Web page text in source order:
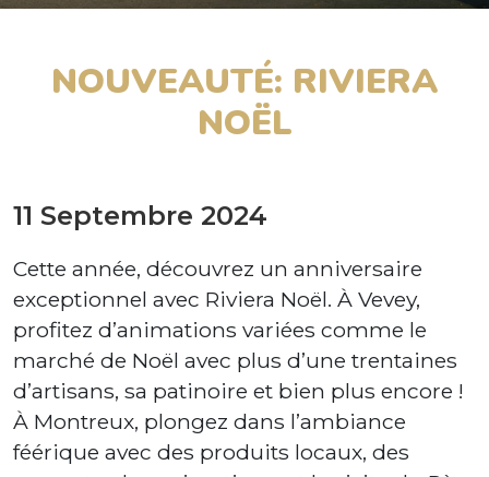
NOUVEAUTÉ: RIVIERA
NOËL
11 Septembre 2024
Cette année, découvrez un anniversaire
exceptionnel avec Riviera Noël. À Vevey,
profitez d’animations variées comme le
marché de Noël avec plus d’une trentaines
d’artisans, sa patinoire et bien plus encore !
À Montreux, plongez dans l’ambiance
féérique avec des produits locaux, des